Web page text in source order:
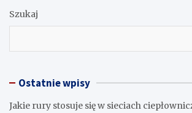
Szukaj
Ostatnie wpisy
Jakie rury stosuje się w sieciach